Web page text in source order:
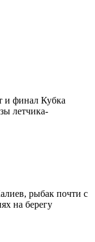
и финал Кубка
летчика-
рыбак почти с
на берегу